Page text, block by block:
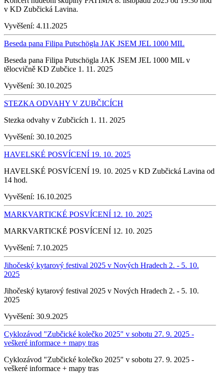
v KD Zubčická Lavina.
Vyvěšení: 4.11.2025
Beseda pana Filipa Putschögla JAK JSEM JEL 1000 MIL
Beseda pana Filipa Putschögla JAK JSEM JEL 1000 MIL v
tělocvičně KD Zubčice 1. 11. 2025
Vyvěšení: 30.10.2025
STEZKA ODVAHY V ZUBČICÍCH
Stezka odvahy v Zubčicích 1. 11. 2025
Vyvěšení: 30.10.2025
HAVELSKÉ POSVÍCENÍ 19. 10. 2025
HAVELSKÉ POSVÍCENÍ 19. 10. 2025 v KD Zubčická Lavina od
14 hod.
Vyvěšení: 16.10.2025
MARKVARTICKÉ POSVÍCENÍ 12. 10. 2025
MARKVARTICKÉ POSVÍCENÍ 12. 10. 2025
Vyvěšení: 7.10.2025
Jihočeský kytarový festival 2025 v Nových Hradech 2. - 5. 10.
2025
Jihočeský kytarový festival 2025 v Nových Hradech 2. - 5. 10.
2025
Vyvěšení: 30.9.2025
Cyklozávod "Zubčické kolečko 2025" v sobotu 27. 9. 2025 -
veškeré informace + mapy tras
Cyklozávod "Zubčické kolečko 2025" v sobotu 27. 9. 2025 -
veškeré informace + mapy tras